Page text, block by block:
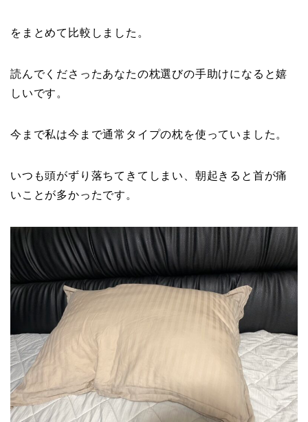
をまとめて比較しました。
読んでくださったあなたの枕選びの手助けになると嬉
しいです。
今まで私は今まで通常タイプの枕を使っていました。
いつも頭がずり落ちてきてしまい、朝起きると首が痛
いことが多かったです。